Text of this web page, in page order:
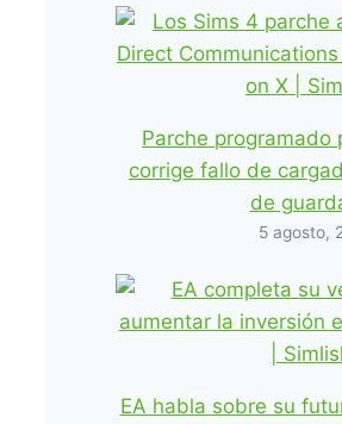
Parche programado
corrige fallo de
de
5 agosto,
EA habla sobre su